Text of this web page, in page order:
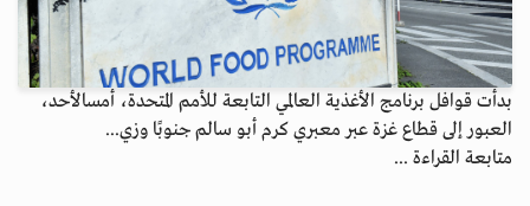
بدأت قوافل برنامج الأغذية العالمي التابعة للأمم المتحدة، أمسالأحد،
العبور إلى قطاع غزة عبر معبري كرم أبو سالم جنوبًا وزي...
متابعة القراءة ...